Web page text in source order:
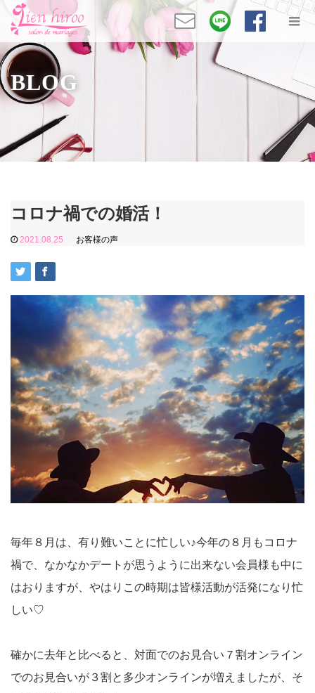
BLOG
コロナ禍での婚活！
2021.08.25 お客様の声
毎年８月は、有り難いことに忙しい♪今年の８月もコロナ
禍で、なかなかデートが思うように出来ない会員様も中に
はおりますが、やはりこの時期は皆様活動が活発になり忙
しい♡
確かに去年と比べると、対面でのお見合い７割オンライン
でのお見合いが３割と多少オンラインが増えましたが、そ